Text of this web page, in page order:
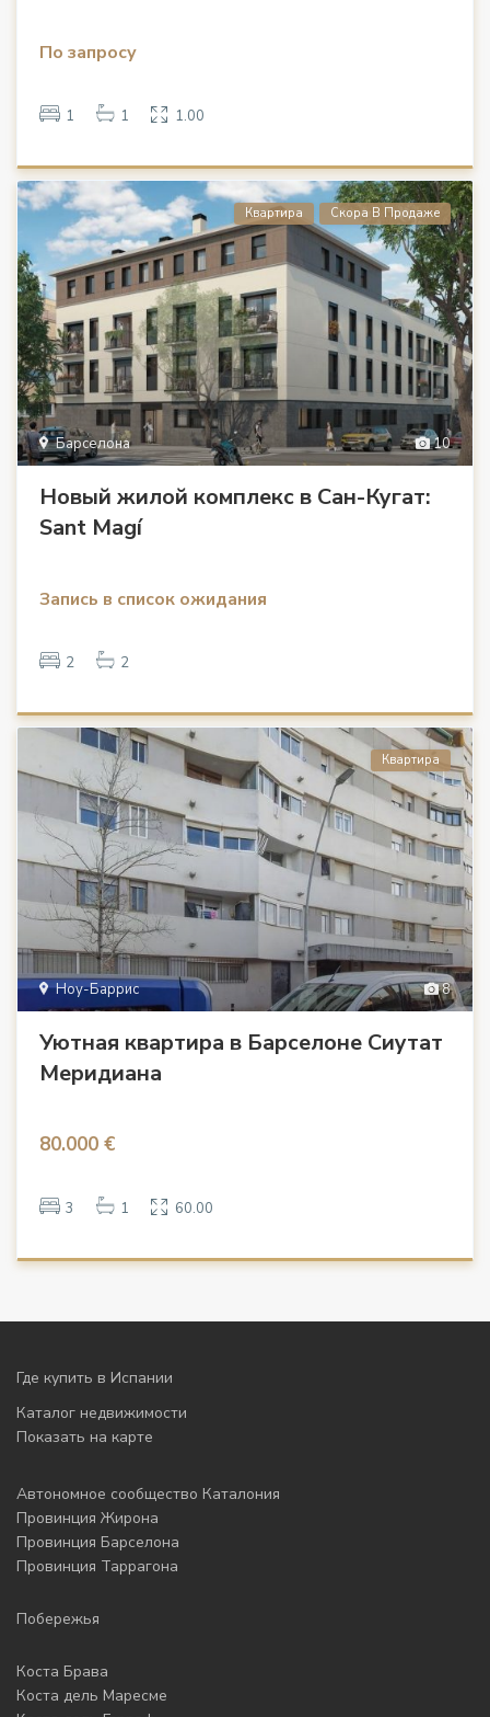
По запросу
1 1 1.00
10
Барселона
Квартира Скора В Продаже
Новый жилой комплекс в Сан-Кугат:
Sant Magí
Запись в список ожидания
2 2
8
Ноу-Баррис
Квартира
Уютная квартира в Барселоне Сиутат
Меридиана
80.000 €
3 1 60.00
Где купить в Испании
Каталог недвижимости
Показать на карте
Автономное сообщество Каталония
Провинция Жирона
Провинция Барселона
Провинция Таррагона
Побережья
Коста Брава
Коста дель Маресме